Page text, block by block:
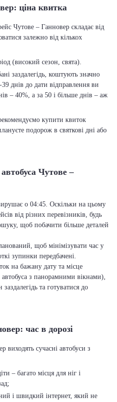
ціна квитка
Чутове – Ганновер складає від
залежно від кількох
(високий сезон, свята).
заздалегідь, коштують значно
днів до дати відправлення ви
– 40%, а за 50 і більше днів – аж
купити квиток
подорож в святкові дні або
Чутове –
о 04:45. Оскільки на цьому
від різних перевізників, будь
щоб побачити більше деталей
щоб мінімізувати час у
зупинки передбачені.
на бажану дату та місце
з панорамними вікнами),
та готуватися до
час в дорозі
виходять сучасні автобуси з
– багато місця для ніг і
і швидкий інтернет, який не